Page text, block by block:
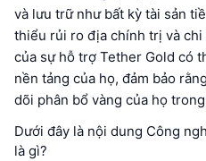
và lưu trữ như bất kỳ tài sản
thiểu rủi ro địa chính trị và
của sự hỗ trợ Tether Gold có
nền tảng của họ, đảm bảo
dõi phân bổ vàng của họ
Dưới đây là nội dung Công
là gì?